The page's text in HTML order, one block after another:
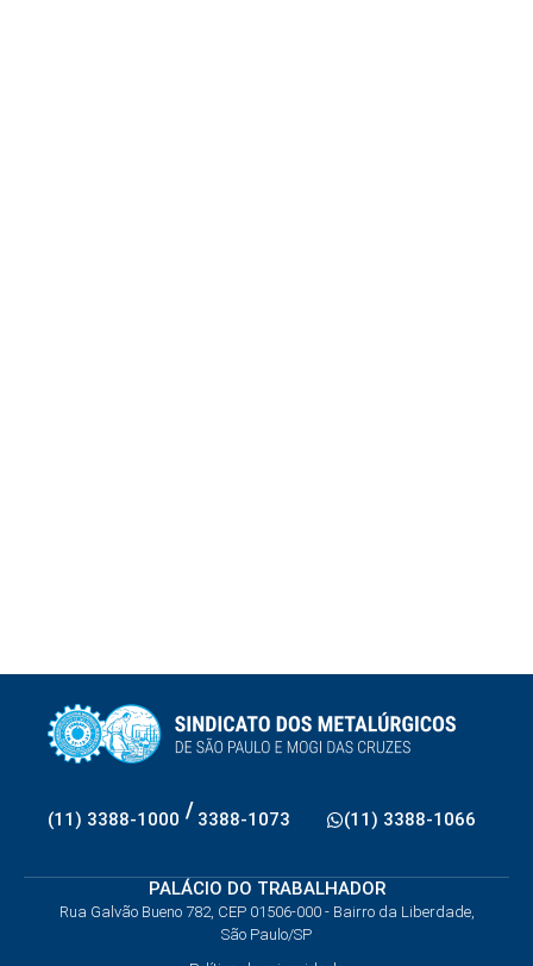
(11) 3388-1000 / 3388-1073 (11) 3388-1066
PALÁCIO DO TRABALHADOR
Rua Galvão Bueno 782, CEP 01506-000 - Bairro da Liberdade,
São Paulo/SP